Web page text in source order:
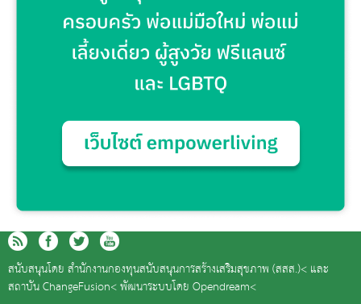
สนับสนุนโดย สำนักงานกองทุนสนับสนุนการสร้างเสริมสุขภาพ (สสส.)< และ
สถาบัน ChangeFusion<พัฒนาระบบโดย Opendream<